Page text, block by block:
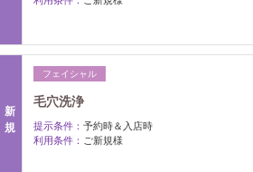
新
規
フェイシャル
毛穴洗浄
提示条件： 予約時＆入店時
利用条件： ご新規様